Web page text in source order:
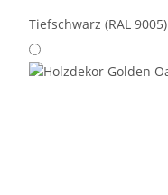
Tiefschwarz (RAL 9005)